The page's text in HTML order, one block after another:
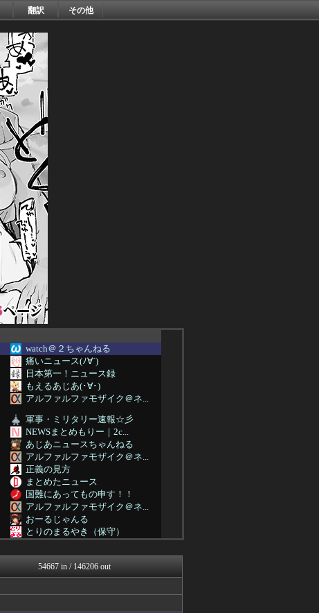
翻訳 その他
watch＠２ちゃんねる
痛いニュース(ﾉ∀`)
日本第一！ニュース録
もえるあじあ(･∀･)
アルファルファモザイク＠ネ...
軍事・ミリタリー速報☆彡
NEWSまとめもりー｜2c...
あじあニュースちゃんねる
アルファルファモザイク＠ネ...
正義の見方
まとめたニュース
国難にあってもの申す！！
アルファルファモザイク＠ネ...
おーるじゃんる
とりのまるやき（保守）
NEWSまとめもりー｜2c...
U-1 NEWS.
軍事・ミリタリー速報☆彡
54667 in / 146206 out